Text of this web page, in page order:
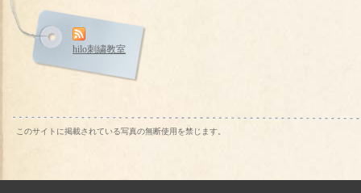
hilo刺繍教室
このサイトに掲載されている写真の無断使用を禁じます。